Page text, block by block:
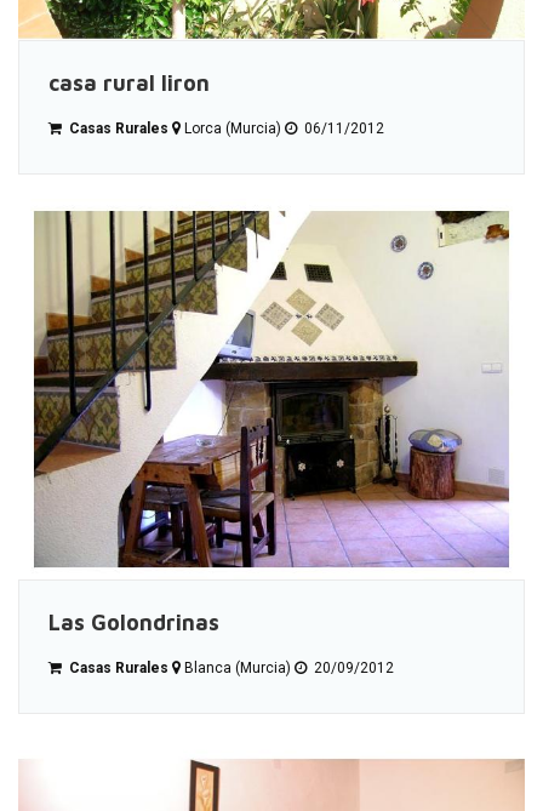
casa rural liron
Casas Rurales Lorca (Murcia) 06/11/2012
Las Golondrinas
Casas Rurales Blanca (Murcia) 20/09/2012